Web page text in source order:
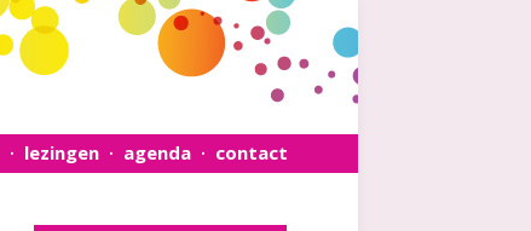
• lezingen • agenda • contact